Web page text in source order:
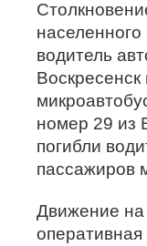
водитель
Воскресенск
номер 29 из
погибли
пассажиров
Движение на